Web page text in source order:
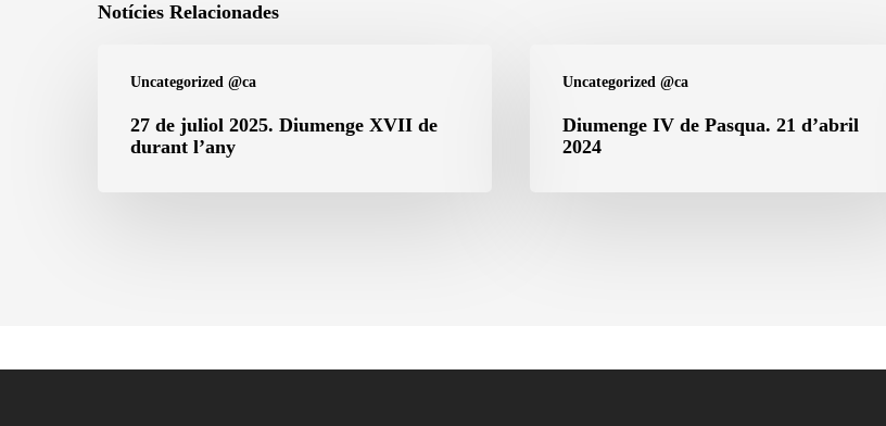
Notícies Relacionades
Uncategorized @ca
2025.
27 de juliol 2025. Diumenge XVII de
durant l’any
Uncategorized @ca
Pasqua.
Diumenge IV de Pasqua. 21 d’abril
2024